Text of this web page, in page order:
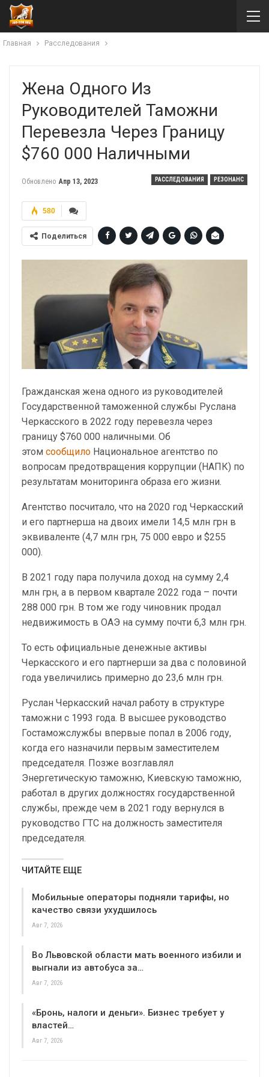
Главная Расследования
Жена Одного Из
Руководителей Таможни
Перевезла Через Границу
$760 000 Наличными
РАССЛЕДОВАНИЯ РЕЗОНАНС
Обновлено Апр 13, 2023
580
Поделиться
Гражданская жена одного из руководителей
Государственной таможенной службы Руслана
Черкасского в 2022 году перевезла через
границу $760 000 наличными. Об
этом сообщило Национальное агентство по
вопросам предотвращения коррупции (НАПК) по
результатам мониторинга образа его жизни.
Агентство посчитало, что на 2020 год Черкасский
и его партнерша на двоих имели 14,5 млн грн в
эквиваленте (4,7 млн грн, 75 000 евро и $255
000).
В 2021 году пара получила доход на сумму 2,4
млн грн, а в первом квартале 2022 года – почти
288 000 грн. В том же году чиновник продал
недвижимость в ОАЭ на сумму почти 6,3 млн грн.
То есть официальные денежные активы
Черкасского и его партнерши за два с половиной
года увеличились примерно до 23,6 млн грн.
Руслан Черкасский начал работу в структуре
таможни с 1993 года. В высшее руководство
Гостаможслужбы впервые попал в 2006 году,
когда его назначили первым заместителем
председателя. Позже возглавлял
Энергетическую таможню, Киевскую таможню,
работал в других должностях государственной
службы, прежде чем в 2021 году вернулся в
руководство ГТС на должность заместителя
председателя.
ЧИТАЙТЕ ЕЩЕ
Мобильные операторы подняли тарифы, но
качество связи ухудшилось
Авг 7, 2026
Во Львовской области мать военного избили и
выгнали из автобуса за…
Авг 7, 2026
«Бронь, налоги и деньги». Бизнес требует у
властей…
Авг 7, 2026